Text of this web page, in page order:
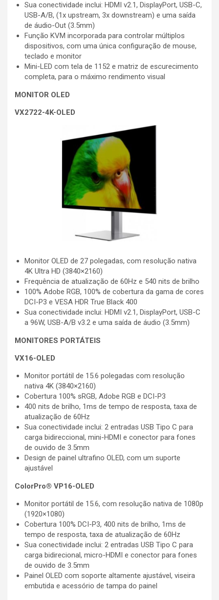
Sua conectividade inclui: HDMI v2.1, DisplayPort, USB-C,
USB-A/B, (1x upstream, 3x downstream) e uma saída
de áudio-Out (3.5mm)
Função KVM incorporada para controlar múltiplos
dispositivos, com uma única configuração de mouse,
teclado e monitor
Mini-LED com tela de 1152 e matriz de escurecimento
completa, para o máximo rendimento visual
MONITOR OLED
VX2722-4K-OLED
Monitor OLED de 27 polegadas, com resolução nativa
4K Ultra HD (3840×2160)
Frequência de atualização de 60Hz e 540 nits de brilho
100% Adobe RGB, 100% de cobertura da gama de cores
DCI-P3 e VESA HDR True Black 400
Sua conectividade inclui: HDMI v2.1, DisplayPort, USB-C
a 96W, USB-A/B v3.2 e uma saída de áudio (3.5mm)
MONITORES PORTÁTEIS
VX16-OLED
Monitor portátil de 15.6 polegadas com resolução
nativa 4K (3840×2160)
Cobertura 100% sRGB, Adobe RGB e DCI-P3
400 nits de brilho, 1ms de tempo de resposta, taxa de
atualização de 60Hz
Sua conectividade inclui: 2 entradas USB Tipo C para
carga bidireccional, mini-HDMI e conector para fones
de ouvido de 3.5mm
Design de painel ultrafino OLED, com um suporte
ajustável
ColorPro® VP16-OLED
Monitor portátil de 15.6, com resolução nativa de 1080p
(1920×1080)
Cobertura 100% DCI-P3, 400 nits de brilho, 1ms de
tempo de resposta, taxa de atualização de 60Hz
Sua conectividade inclui: 2 entradas USB Tipo C para
carga bidirecional, micro-HDMI e conector para fones
de ouvido de 3.5mm
Painel OLED com soporte altamente ajustável, viseira
embutida e acessório de tampa do painel